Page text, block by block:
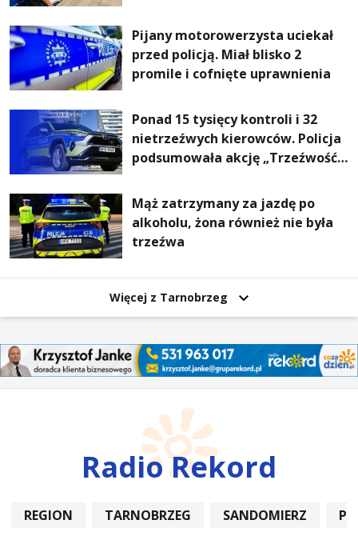
rachunki za energię, lepszy
komfort życia i... czystsze
powietrze
Pijany motorowerzysta uciekał
przed policją. Miał blisko 2
promile i cofnięte uprawnienia
Ponad 15 tysięcy kontroli i 32
nietrzeźwych kierowców. Policja
podsumowała akcję „Trzeźwość”
Mąż zatrzymany za jazdę po
alkoholu, żona również nie była
trzeźwa
Więcej z Tarnobrzeg
Radio Rekord
REGION TARNOBRZEG SANDOMIERZ